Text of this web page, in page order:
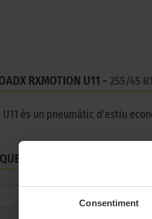
Consentiment
RXMOTION U11 - 255/45
U11 és un pneumàtic d'estiu
TÈCNIQUES